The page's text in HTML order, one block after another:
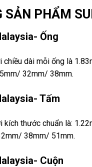
SẢN PHẨM
Ống
chiều dài mỗi ống là
32mm/ 38mm.
Tấm
kích thước chuẩn là:
38mm/ 51mm.
Cuộn